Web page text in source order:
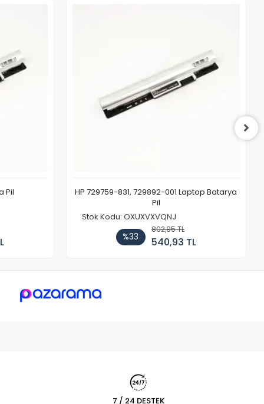
Pil
HP 729759-831, 729892-001 Laptop Batarya
Pil
Stok Kodu: OXUXVXVQNJ
%33
802,85 TL
540,93 TL
7 / 24 DESTEK